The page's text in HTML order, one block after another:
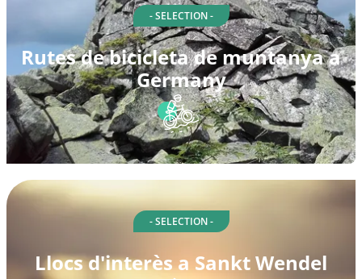
- SELECTION -
Rutes de bicicleta de muntanya a
Germany
- SELECTION -
Llocs d'interès a Sankt Wendel